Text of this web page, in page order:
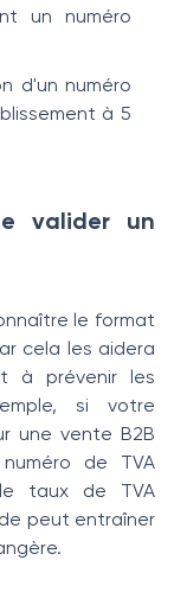
un numéro
d'un numéro
à 5
valider un
le format
cela les aidera
à prévenir les
si votre
une vente B2B
de TVA
taux de TVA
peut entraîner